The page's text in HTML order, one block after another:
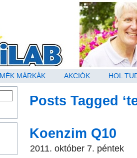
MÁRKÁK AKCIÓK HOL
Posts Tagged
Koenzim Q10
2011. október 7. péntek